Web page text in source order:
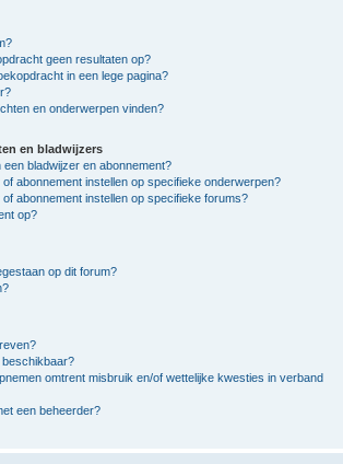
geen resultaten op?
in een lege pagina?
en onderwerpen vinden?
en bladwijzers
bladwijzer en abonnement?
abonnement instellen op specifieke onderwerpen?
abonnement instellen op specifieke forums?
op?
op dit forum?
beschikbaar?
omtrent misbruik en/of wettelijke kwesties in verband
een beheerder?